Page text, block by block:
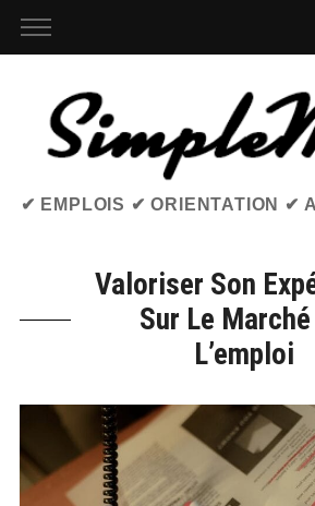
✔ EMPLOIS ✔ ORIENTATION ✔
Valoriser Son
Sur Le Marché
L’emploi